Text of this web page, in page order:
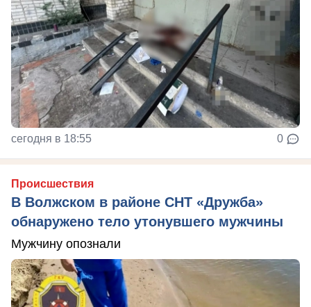
сегодня в 18:55 0
Происшествия
В Волжском в районе СНТ «Дружба»
обнаружено тело утонувшего мужчины
Мужчину опознали